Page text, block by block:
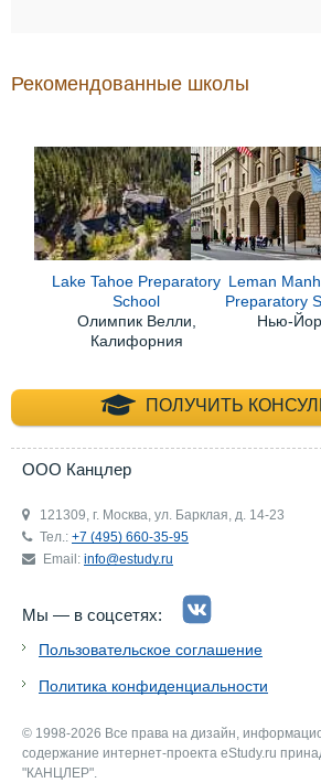
Рекомендованные школы
Lake Tahoe Preparatory
School
Олимпик Велли,
Калифорния
Leman
Preparatory
Нью-
ПОЛУЧИТЬ +7
ООО Канцлер
121309, г. Москва, ул. Барклая, д. 14-23
Тел.: +7 (495) 660-35-95
Email: info@estudy.ru
Мы — в соцсетях:
Пользовательское соглашение
Политика конфиденциальности
© 1998-2026 Все права на дизайн,
содержание интернет-проекта eStudy.ru
"КАНЦЛЕР".